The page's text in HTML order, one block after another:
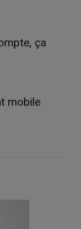
ça
mobile